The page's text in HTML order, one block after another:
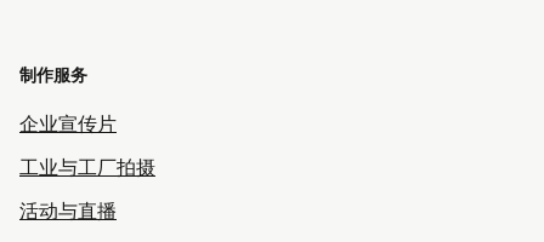
制作服务
企业宣传片
工业与工厂拍摄
活动与直播